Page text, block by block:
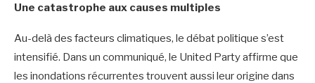
‎Une catastrophe aux causes multiples
‎Au-delà des facteurs climatiques, le débat politique s’est
intensifié. Dans un communiqué, le United Party affirme que
les inondations récurrentes trouvent aussi leur origine dans